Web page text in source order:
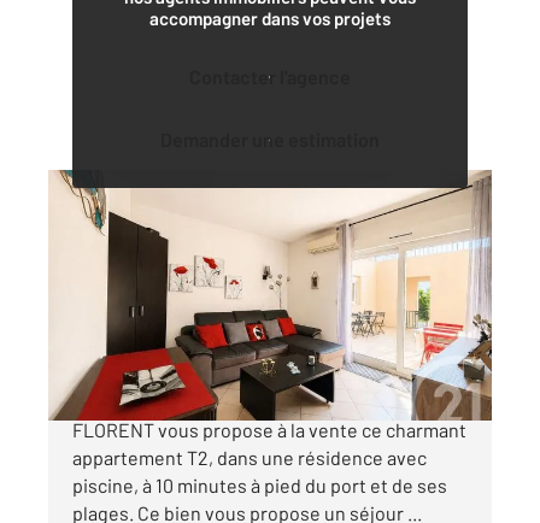
accompagner dans vos projets
Contacter l'agence
Demander une estimation
ST FLORENT 202
44,25 m2 , 2 pièces
Ref : 909
Appartement T2 à vendre
140 000 €
Votre agence CENTURY 21 Dary Immobilier à ST
FLORENT vous propose à la vente ce charmant
appartement T2, dans une résidence avec
piscine, à 10 minutes à pied du port et de ses
plages. Ce bien vous propose un séjour ...